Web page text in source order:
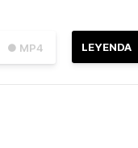
● MP4 LEYENDA